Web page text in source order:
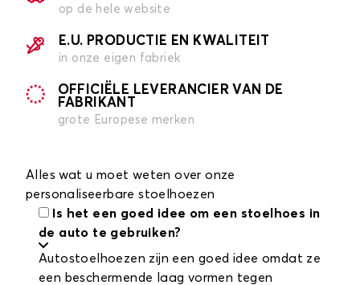
op de hele website
E.U. PRODUCTIE EN KWALITEIT
in onze eigen fabriek
OFFICIËLE LEVERANCIER VAN DE
FABRIKANT
grote Europese merken
Alles wat u moet weten over onze
personaliseerbare stoelhoezen
Is het een goed idee om een stoelhoes in
de auto te gebruiken?
Autostoelhoezen zijn een goed idee omdat ze
een beschermende laag vormen tegen